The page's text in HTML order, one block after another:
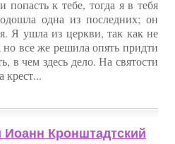
попасть к тебе, тогда я в тебя
одна из последних; он
Я ушла из церкви, так как не
все же решила опять придти
в чем здесь дело. На святости
крест...
Кронштадтский